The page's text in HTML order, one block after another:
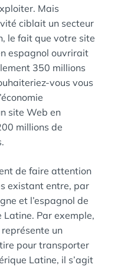
Mais
ciblait un secteur
le fait que votre site
espagnol ouvrirait
350 millions
vous vous
site Web en
millions de
de faire attention
existant entre, par
et l’espagnol de
Latine. Par exemple,
représente un
pour transporter
Latine, il s’agit